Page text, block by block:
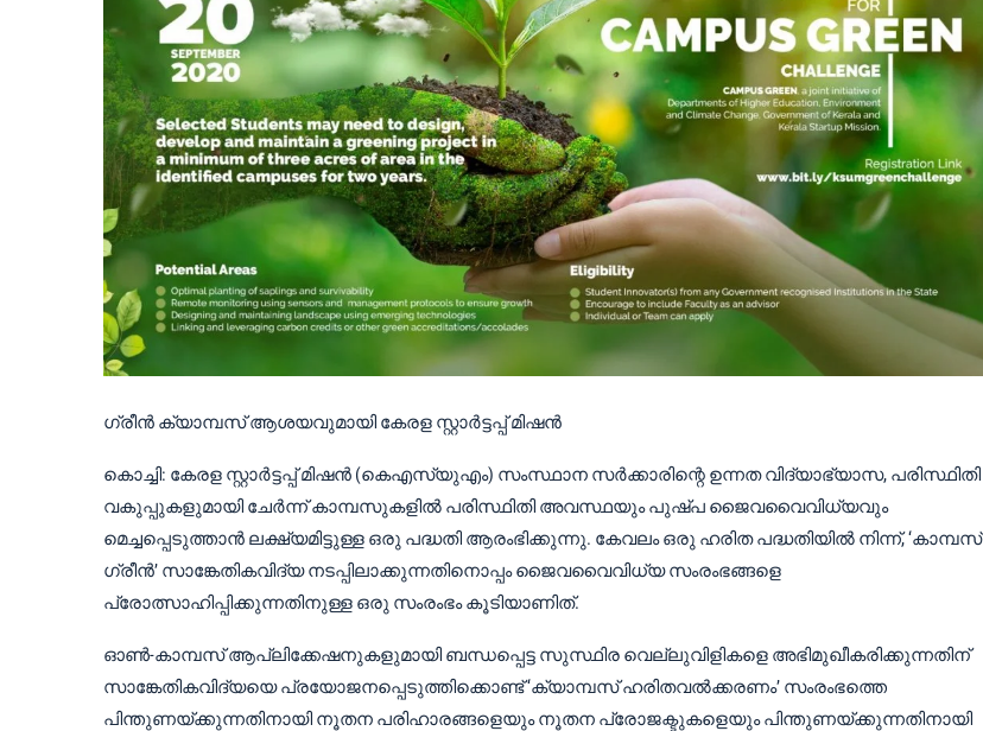
ഗ്രീൻ ക്യാമ്പസ് ആശയവുമായി കേരള സ്റ്റാർട്ടപ്പ് മിഷൻ
കൊച്ചി: കേരള സ്റ്റാർട്ടപ്പ് മിഷൻ (കെ‌എസ്‌യുഎം) സംസ്ഥാന സർക്കാരിന്റെ ഉന്നത വിദ്യാഭ്യാസ, പരിസ്ഥിതി
വകുപ്പുകളുമായി ചേർന്ന് കാമ്പസുകളിൽ പരിസ്ഥിതി അവസ്ഥയും പുഷ്പ ജൈവവൈവിധ്യവും
മെച്ചപ്പെടുത്താൻ ലക്ഷ്യമിട്ടുള്ള ഒരു പദ്ധതി ആരംഭിക്കുന്നു. കേവലം ഒരു ഹരിത പദ്ധതിയിൽ നിന്ന്, ‘കാമ്പസ്
ഗ്രീൻ’ സാങ്കേതികവിദ്യ നടപ്പിലാക്കുന്നതിനൊപ്പം ജൈവവൈവിധ്യ സംരംഭങ്ങളെ
പ്രോത്സാഹിപ്പിക്കുന്നതിനുള്ള ഒരു സംരംഭം കൂടിയാണിത്.
ഓൺ-കാമ്പസ് ആപ്ലിക്കേഷനുകളുമായി ബന്ധപ്പെട്ട സുസ്ഥിര വെല്ലുവിളികളെ അഭിമുഖീകരിക്കുന്നതിന്
സാങ്കേതികവിദ്യയെ പ്രയോജനപ്പെടുത്തിക്കൊണ്ട് ‘ക്യാമ്പസ് ഹരിതവൽക്കരണം’ സംരംഭത്തെ
പിന്തുണയ്ക്കുന്നതിനായി നൂതന പരിഹാരങ്ങളെയും നൂതന പ്രോജക്ടുകളെയും പിന്തുണയ്ക്കുന്നതിനായി